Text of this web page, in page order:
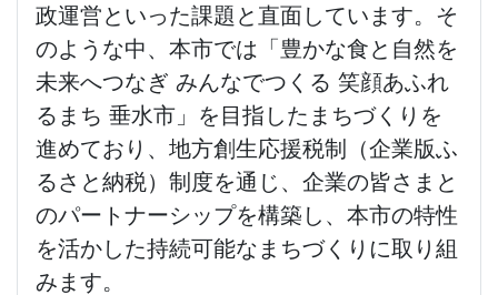
政運営といった課題と直面しています。そ
のような中、本市では「豊かな食と自然を
未来へつなぎ みんなでつくる 笑顔あふれ
るまち 垂水市」を目指したまちづくりを
進めており、地方創生応援税制（企業版ふ
るさと納税）制度を通じ、企業の皆さまと
のパートナーシップを構築し、本市の特性
を活かした持続可能なまちづくりに取り組
みます。